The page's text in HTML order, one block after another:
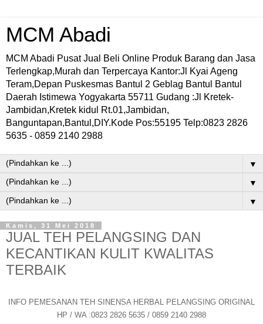
MCM Abadi
MCM Abadi Pusat Jual Beli Online Produk Barang dan Jasa
Terlengkap,Murah dan Terpercaya Kantor:Jl Kyai Ageng
Teram,Depan Puskesmas Bantul 2 Geblag Bantul Bantul
Daerah Istimewa Yogyakarta 55711 Gudang :Jl Kretek-
Jambidan,Kretek kidul Rt.01,Jambidan,
Banguntapan,Bantul,DIY.Kode Pos:55195 Telp:0823 2826
5635 - 0859 2140 2988
▼
▼
▼
Kamis, 31 Mei 2018
JUAL TEH PELANGSING DAN
KECANTIKAN KULIT KWALITAS
TERBAIK
INFO PEMESANAN TEH SINENSA HERBAL PELANGSING ORIGINAL
HP / WA :0823 2826 5635 / 0859 2140 2988